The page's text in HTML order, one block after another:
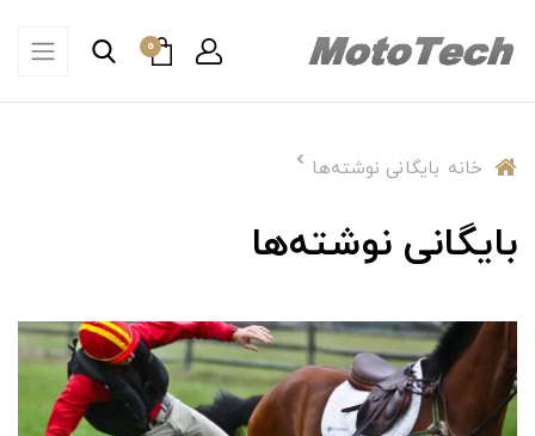
0
خانه بایگانی نوشته‌ها
بایگانی نوشته‌ها